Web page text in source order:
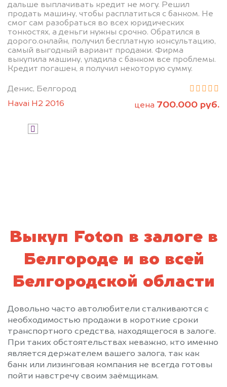
дальше выплачивать кредит не могу. Решил
продать машину, чтобы расплатиться с банком. Не
смог сам разобраться во всех юридических
тонкостях, а деньги нужны срочно. Обратился в
дорого.онлайн, получил бесплатную консультацию,
самый выгодный вариант продажи. Фирма
выкупила машину, уладила с банком все проблемы.
Кредит погашен, я получил некоторую сумму.
Денис, Белгород
Havai H2 2016
цена 700.000 руб.
автомобиля.
Выкуп Foton в залоге в
Белгороде и во всей
Белгородской области
Довольно часто автолюбители сталкиваются с
необходимостью продажи в короткие сроки
транспортного средства, находящегося в залоге.
При таких обстоятельствах неважно, кто именно
является держателем вашего залога, так как
банк или лизинговая компания не всегда готовы
пойти навстречу своим заёмщикам.